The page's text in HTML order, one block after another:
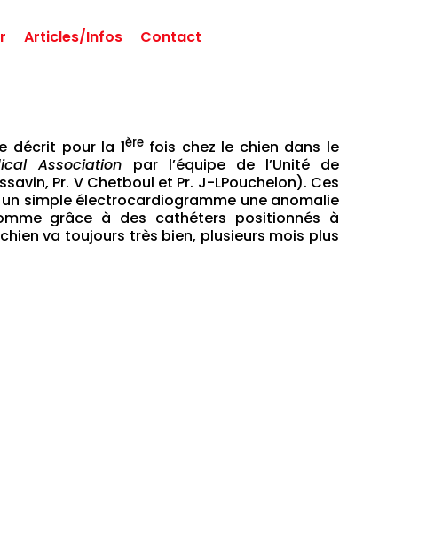
Articles/Infos Contact
décrit pour la 1èrefois chez le chien dans le
Association par l’équipe de l’Unité de
Pr. V Chetboul et Pr. J-LPouchelon). Ces
simple électrocardiogramme une anomalie
grâce à des cathéters positionnés à
va toujours très bien, plusieurs mois plus